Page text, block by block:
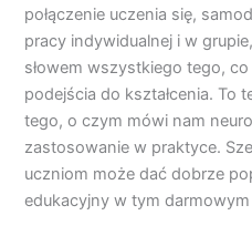
połączenie uczenia się,
pracy indywidualnej i w
słowem wszystkiego tego,
podejścia do kształcenia. To
tego, o czym mówi nam
zastosowanie w praktyce.
uczniom może dać dobrze
edukacyjny w tym